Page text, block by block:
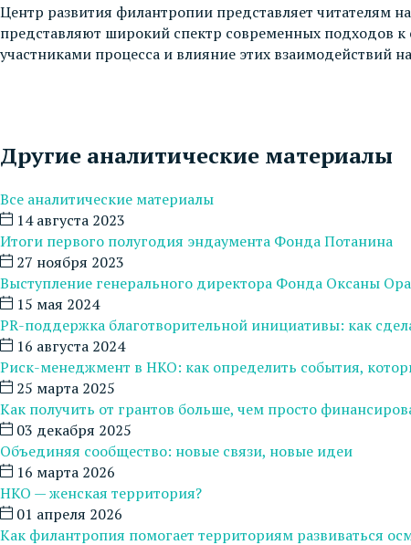
Центр развития филантропии представляет
представляют широкий спектр современных подходов
участниками процесса и влияние этих взаимодействий
Другие аналитические материалы
Все аналитические материалы
14 августа 2023
Итоги первого полугодия эндаумента Фонда Потанина
27 ноября 2023
Выступление генерального директора Фонда Оксаны
15 мая 2024
PR-поддержка благотворительной инициативы: как
16 августа 2024
Риск-менеджмент в НКО: как определить события,
25 марта 2025
Как получить от грантов больше, чем просто
03 декабря 2025
Объединяя сообщество: новые связи, новые идеи
16 марта 2026
НКО — женская территория?
01 апреля 2026
Как филантропия помогает территориям развиваться